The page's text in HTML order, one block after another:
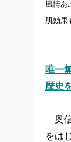
風情あ
肌効果
唯一
歴史
奥信
をは